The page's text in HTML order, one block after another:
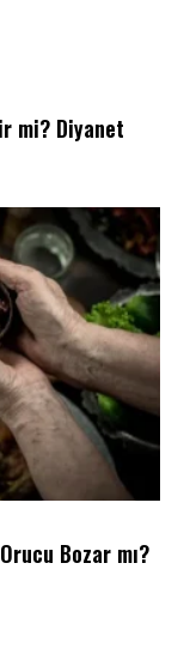
mi? Diyanet
Bozar mı?